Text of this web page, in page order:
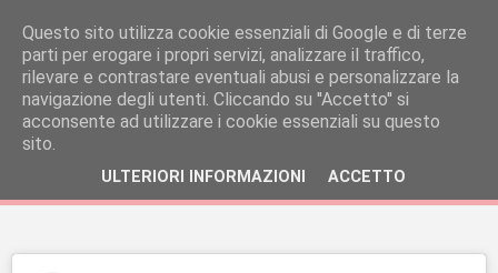
Questo sito utilizza cookie essenziali di Google e di terze
parti per erogare i propri servizi, analizzare il traffico,
rilevare e contrastare eventuali abusi e personalizzare la
navigazione degli utenti. Cliccando su ''Accetto'' si
acconsente ad utilizzare i cookie essenziali su questo
sito.
ULTERIORI INFORMAZIONI ACCETTO